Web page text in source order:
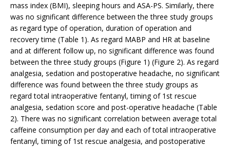
mass index (BMI), sleeping hours and ASA-PS. Similarly, there
was no significant difference between the three study groups
as regard type of operation, duration of operation and
recovery time (Table 1). As regard MABP and HR at baseline
and at different follow up, no significant difference was found
between the three study groups (Figure 1) (Figure 2). As regard
analgesia, sedation and postoperative headache, no significant
difference was found between the three study groups as
regard total intraoperative fentanyl, timing of 1st rescue
analgesia, sedation score and post-operative headache (Table
2). There was no significant correlation between average total
caffeine consumption per day and each of total intraoperative
fentanyl, timing of 1st rescue analgesia, and postoperative